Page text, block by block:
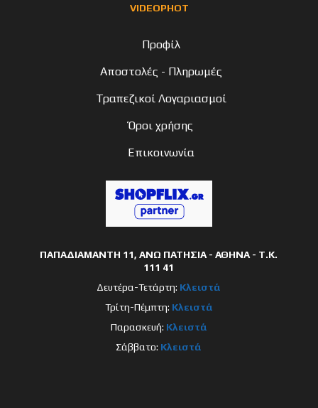
VIDEOPHOT
Προφίλ
Αποστολές - Πληρωμές
Τραπεζικοί Λογαριασμοί
Όροι χρήσης
Επικοινωνία
ΠΑΠΑΔΙΑΜΑΝΤΗ 11, ΑΝΩ ΠΑΤΗΣΙΑ - ΑΘΗΝΑ - Τ.Κ.
111 41
Δευτέρα-Τετάρτη: Κλειστά
Τρίτη-Πέμπτη: Κλειστά
Παρασκευή: Κλειστά
Σάββατο: Κλειστά